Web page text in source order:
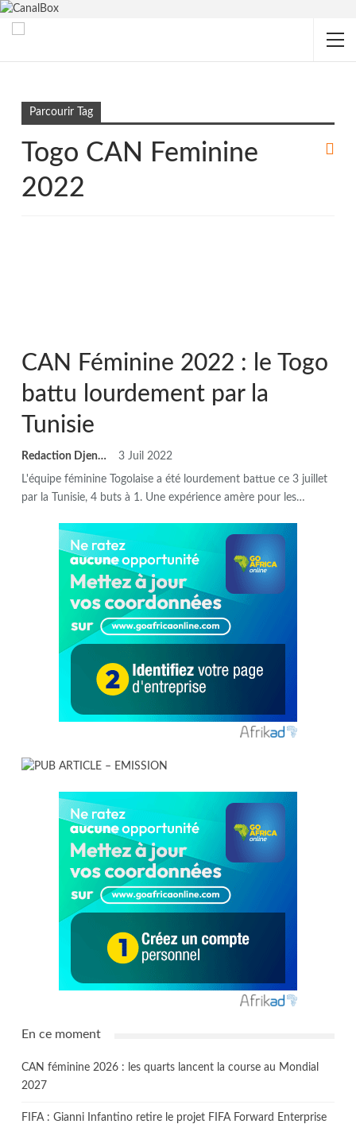
Parcourir Tag
Togo CAN Feminine
2022
CAN Féminine 2022 : le Togo
battu lourdement par la
Tunisie
Redaction DjenaSport 3 Juil 2022
L'équipe féminine Togolaise a été lourdement battue ce 3 juillet
par la Tunisie, 4 buts à 1. Une expérience amère pour les…
En ce moment
CAN féminine 2026 : les quarts lancent la course au Mondial
2027
FIFA : Gianni Infantino retire le projet FIFA Forward Enterprise